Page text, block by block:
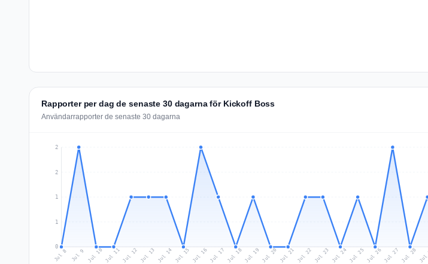
Rapporter per dag de senaste 30 dagarna för Kickoff Boss
Användarrapporter de senaste 30 dagarna
0
1
1
2
2
Jul 8 Jul 9 Jul 10 Jul 11Jul 12 Jul 13 Jul 14 Jul 15 Jul 16Jul 17 Jul 18Jul 19 Jul 20 Jul 21 Jul 22 Jul 23 Jul 24Jul 25 Jul 26Jul 27 Jul 28